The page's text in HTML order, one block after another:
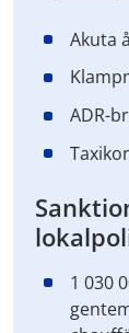
Akuta
ADR-
1 030